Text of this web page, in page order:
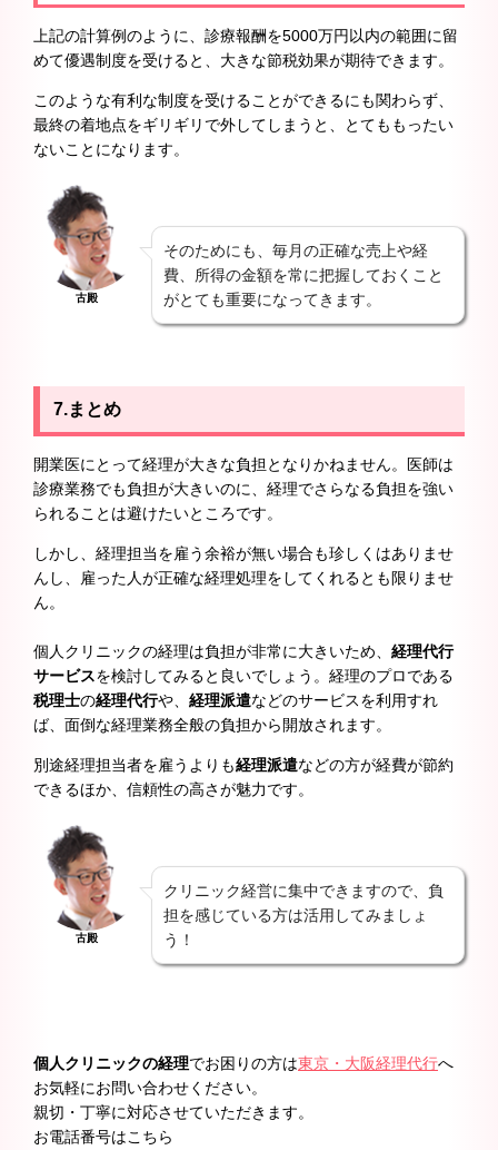
上記の計算例のように、診療報酬を5000万円以内の範囲に留
めて優遇制度を受けると、大きな節税効果が期待できます。
このような有利な制度を受けることができるにも関わらず、
最終の着地点をギリギリで外してしまうと、とてももったい
ないことになります。
古殿
そのためにも、毎月の正確な売上や経
費、所得の金額を常に把握しておくこと
がとても重要になってきます。
7.まとめ
開業医にとって経理が大きな負担となりかねません。医師は
診療業務でも負担が大きいのに、経理でさらなる負担を強い
られることは避けたいところです。
しかし、経理担当を雇う余裕が無い場合も珍しくはありませ
んし、雇った人が正確な経理処理をしてくれるとも限りませ
ん。
個人クリニックの経理は負担が非常に大きいため、 経理代行
サービスを検討してみると良いでしょう。経理のプロである
税理士の経理代行や、 経理派遣などのサービスを利用すれ
ば、面倒な経理業務全般の負担から開放されます。
別途経理担当者を雇うよりも経理派遣などの方が経費が節約
できるほか、信頼性の高さが魅力です。
古殿
クリニック経営に集中できますので、負
担を感じている方は活用してみましょ
う！
個人クリニックの経理でお困りの方は東京・大阪経理代行へ
お気軽にお問い合わせください。
親切・丁寧に対応させていただきます。
お電話番号はこちら